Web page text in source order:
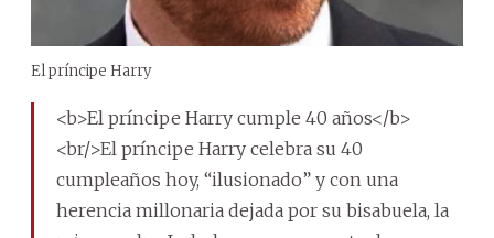
El príncipe Harry
<b>El príncipe Harry cumple 40 años</b>
<br/>El príncipe Harry celebra su 40
cumpleaños hoy, “ilusionado” y con una
herencia millonaria dejada por su bisabuela, la